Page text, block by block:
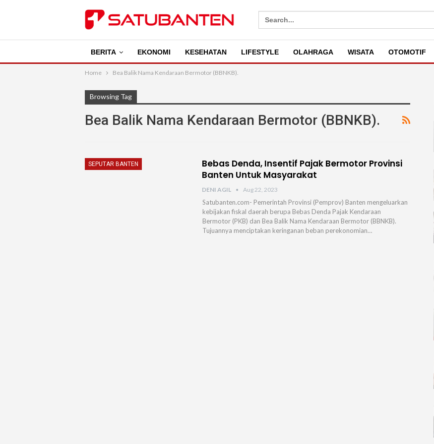
Search
for:
BERITA EKONOMI KESEHATAN LIFESTYLE OLAHRAGA WISATA OTOMOTIF
Home Bea Balik Nama Kendaraan Bermotor (BBNKB).
Browsing Tag
Bea Balik Nama Kendaraan Bermotor (BBNKB).
SEPUTAR BANTEN
Bebas Denda, Insentif Pajak Bermotor Provinsi
Banten Untuk Masyarakat
DENI AGIL Aug 22, 2023
Satubanten.com- Pemerintah Provinsi (Pemprov) Banten mengeluarkan
kebijakan fiskal daerah berupa Bebas Denda Pajak Kendaraan
Bermotor (PKB) dan Bea Balik Nama Kendaraan Bermotor (BBNKB).
Tujuannya menciptakan keringanan beban perekonomian…